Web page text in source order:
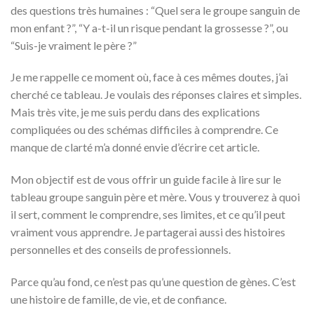
des questions très humaines : “Quel sera le groupe sanguin de
mon enfant ?”, “Y a-t-il un risque pendant la grossesse ?”, ou
“Suis-je vraiment le père ?”
Je me rappelle ce moment où, face à ces mêmes doutes, j’ai
cherché ce tableau. Je voulais des réponses claires et simples.
Mais très vite, je me suis perdu dans des explications
compliquées ou des schémas difficiles à comprendre. Ce
manque de clarté m’a donné envie d’écrire cet article.
Mon objectif est de vous offrir un guide facile à lire sur le
tableau groupe sanguin père et mère. Vous y trouverez à quoi
il sert, comment le comprendre, ses limites, et ce qu’il peut
vraiment vous apprendre. Je partagerai aussi des histoires
personnelles et des conseils de professionnels.
Parce qu’au fond, ce n’est pas qu’une question de gènes. C’est
une histoire de famille, de vie, et de confiance.